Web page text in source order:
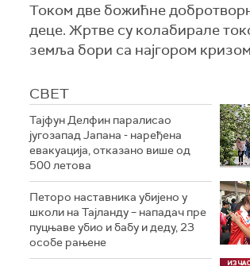
Током две божићне
деце. Жртве су колабирале
земља бори са најгором
СВЕТ
Тајфун Делфин паралисао
југозапад Јапана - наређена
евакуација, отказано више од
500 летова
Петоро наставника убијено у
школи на Тајланду – нападач пре
пуцњаве убио и бабу и деду, 23
особе рањене